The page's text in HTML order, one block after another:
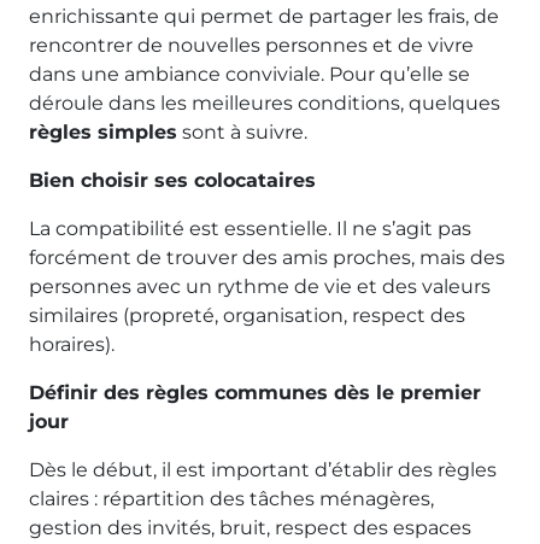
enrichissante qui permet de partager les frais, de
rencontrer de nouvelles personnes et de vivre
dans une ambiance conviviale. Pour qu’elle se
déroule dans les meilleures conditions, quelques
règles simples sont à suivre.
Bien choisir ses colocataires
La compatibilité est essentielle. Il ne s’agit pas
forcément de trouver des amis proches, mais des
personnes avec un rythme de vie et des valeurs
similaires (propreté, organisation, respect des
horaires).
Définir des règles communes dès le premier
jour
Dès le début, il est important d’établir des règles
claires : répartition des tâches ménagères,
gestion des invités, bruit, respect des espaces